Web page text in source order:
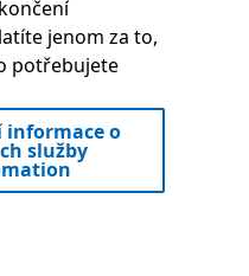
jenom za to,
potřebujete
informace o
služby